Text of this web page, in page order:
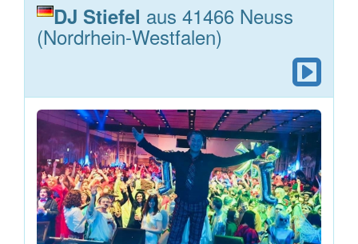
DJ Stiefel aus 41466 Neuss
(Nordrhein-Westfalen)